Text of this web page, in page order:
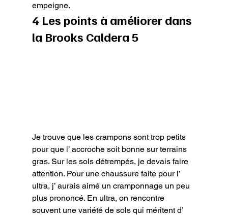
empeigne.
4 Les points à améliorer dans
la Brooks Caldera 5
Je trouve que les crampons sont trop petits
pour que l’ accroche soit bonne sur terrains
gras. Sur les sols détrempés, je devais faire
attention. Pour une chaussure faite pour l’
ultra, j’ aurais aimé un cramponnage un peu
plus prononcé. En ultra, on rencontre
souvent une variété de sols qui méritent d’